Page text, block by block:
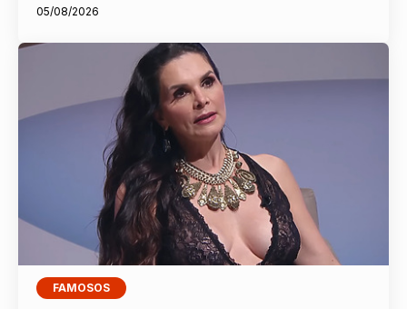
05/08/2026
FAMOSOS